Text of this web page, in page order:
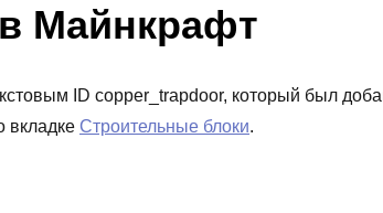
Майнкрафт
ID copper_trapdoor, который был
вкладке Строительные блоки.